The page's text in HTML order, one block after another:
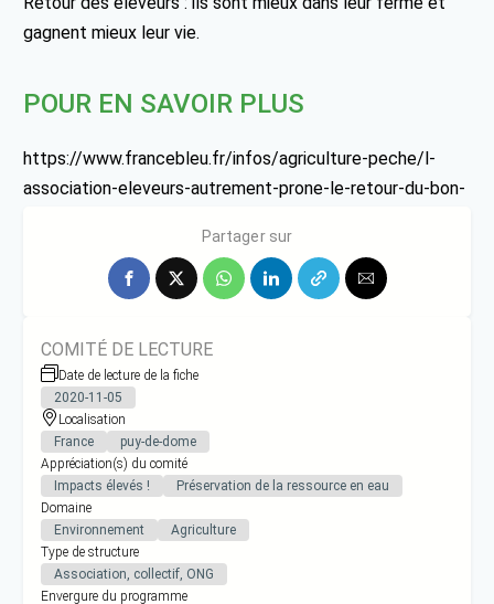
gagnent mieux leur vie.
POUR EN SAVOIR PLUS
https://www.francebleu.fr/infos/agriculture-peche/l-
association-eleveurs-autrement-prone-le-retour-du-bon-
Partager sur
COMITÉ DE LECTURE
Date de lecture de la fiche
2020-11-05
Localisation
France
puy-de-dome
Appréciation(s) du comité
Impacts élevés !
Préservation de la ressource en eau
Domaine
Environnement
Agriculture
Type de structure
Association, collectif, ONG
Envergure du programme